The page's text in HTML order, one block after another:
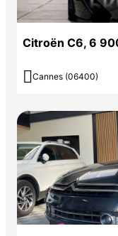
Citroën C6, 6
 Cannes (06400)